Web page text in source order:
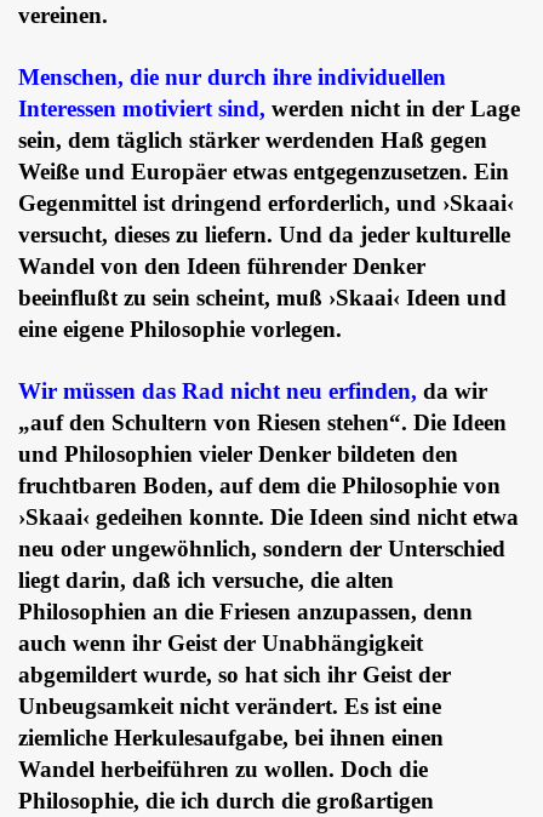
vereinen.
Menschen, die nur durch ihre individuellen
Interessen motiviert sind, werden nicht in der Lage
sein, dem täglich stärker werdenden Haß gegen
Weiße und Europäer etwas entgegenzusetzen. Ein
Gegenmittel ist dringend erforderlich, und ›Skaai‹
versucht, dieses zu liefern. Und da jeder kulturelle
Wandel von den Ideen führender Denker
beeinflußt zu sein scheint, muß ›Skaai‹ Ideen und
eine eigene Philosophie vorlegen.
Wir müssen das Rad nicht neu erfinden, da wir
„auf den Schultern von Riesen stehen“. Die Ideen
und Philosophien vieler Denker bildeten den
fruchtbaren Boden, auf dem die Philosophie von
›Skaai‹ gedeihen konnte. Die Ideen sind nicht etwa
neu oder ungewöhnlich, sondern der Unterschied
liegt darin, daß ich versuche, die alten
Philosophien an die Friesen anzupassen, denn
auch wenn ihr Geist der Unabhängigkeit
abgemildert wurde, so hat sich ihr Geist der
Unbeugsamkeit nicht verändert. Es ist eine
ziemliche Herkulesaufgabe, bei ihnen einen
Wandel herbeiführen zu wollen. Doch die
Philosophie, die ich durch die großartigen